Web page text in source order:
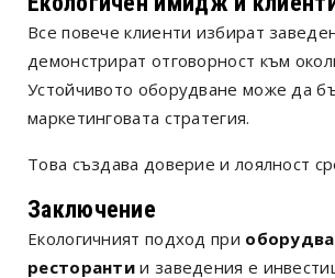
Все повече клиенти избират
демонстрират отговорност към
Устойчивото оборудване може да
маркетинговата стратегия.
Това създава доверие и лоялност
Заключение
Екологичният подход при
ресторанти и заведения е